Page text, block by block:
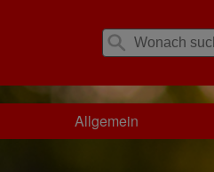
Allgemein